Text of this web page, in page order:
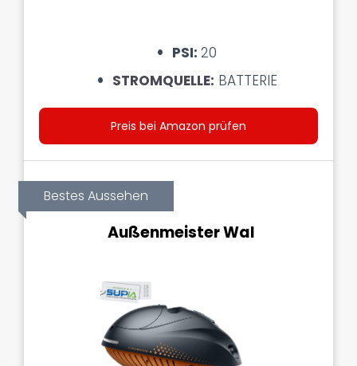
PSI: 20
STROMQUELLE: BATTERIE
Preis bei Amazon prüfen
Bestes Aussehen
Außenmeister Wal